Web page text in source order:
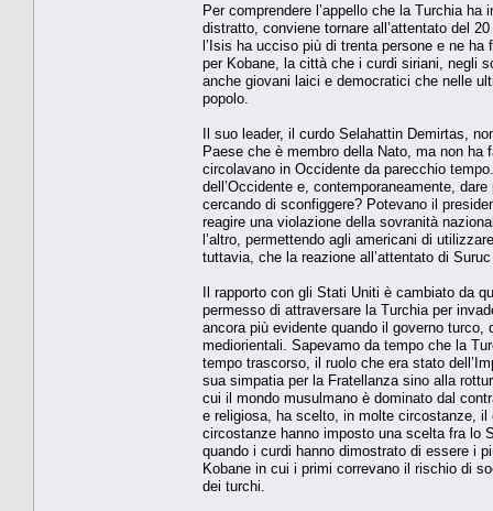
Per comprendere l’appello che la Turchia
distratto, conviene tornare all’attentato del
l’Isis ha ucciso più di trenta persone e ne
per Kobane, la città che i curdi siriani, negli
anche giovani laici e democratici che nelle
popolo.
Il suo leader, il curdo Selahattin Demirtas,
Paese che è membro della Nato, ma non
circolavano in Occidente da parecchio
dell’Occidente e, contemporaneamente,
cercando di sconfiggere? Potevano il
reagire una violazione della sovranità
l’altro, permettendo agli americani di
tuttavia, che la reazione all’attentato di
Il rapporto con gli Stati Uniti è cambiato da
permesso di attraversare la Turchia per
ancora più evidente quando il governo
mediorientali. Sapevamo da tempo che la
tempo trascorso, il ruolo che era stato
sua simpatia per la Fratellanza sino alla
cui il mondo musulmano è dominato dal
e religiosa, ha scelto, in molte circostanze,
circostanze hanno imposto una scelta fra lo
quando i curdi hanno dimostrato di essere i
Kobane in cui i primi correvano il rischio di
dei turchi.